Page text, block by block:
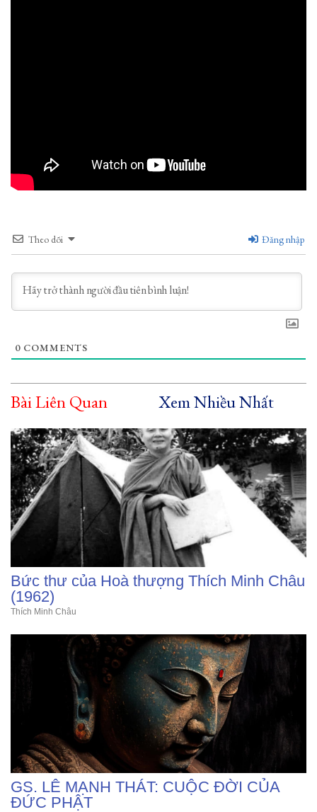
Theo dõi Đăng nhập
0 COMMENTS
Bài Liên Quan Xem Nhiều Nhất
Bức thư của Hoà thượng Thích Minh Châu
(1962)
Thích Minh Châu
GS. LÊ MẠNH THÁT: CUỘC ĐỜI CỦA
ĐỨC PHẬT